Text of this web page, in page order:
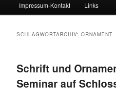
Impressum-Kontakt Links
SCHLAGWORTARCHIV:ORNAMENT
Schrift und
Seminar auf